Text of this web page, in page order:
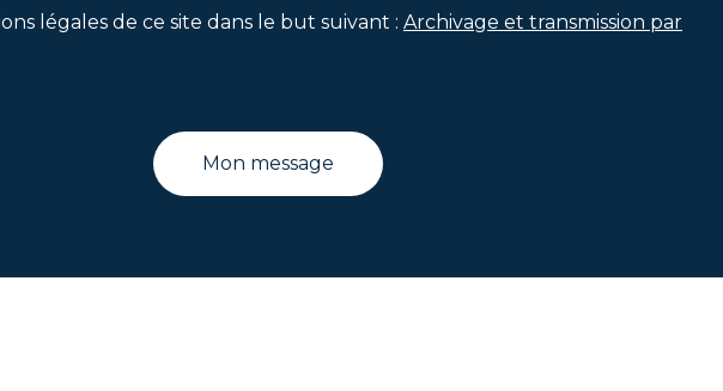
légales de ce site dans le but suivant : Archivage et transmission par